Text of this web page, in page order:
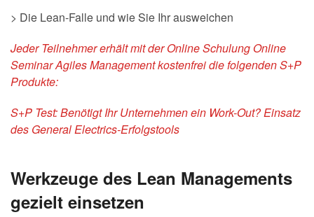
> Die Lean-Falle und wie Sie Ihr ausweichen
Jeder Teilnehmer erhält mit der Online Schulung Online
Seminar Agiles Management kostenfrei die folgenden S+P
Produkte:
S+P Test:Benötigt Ihr Unternehmen ein Work-Out? Einsatz
des General Electrics-Erfolgstools
Werkzeuge des Lean Managements
gezielt einsetzen